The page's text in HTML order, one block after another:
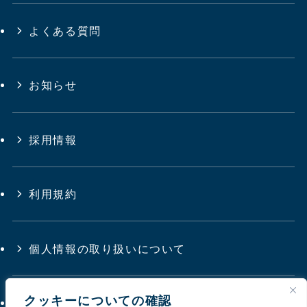
クッキーについての確認
よくある質問
お知らせ
採用情報
利用規約
個人情報の取り扱いについて
サイトマップ